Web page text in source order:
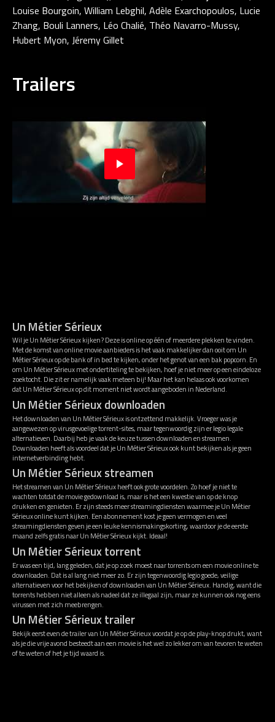
Louise Bourgoin, William Lebghil, Adèle Exarchopoulos, Lucie
Zhang, Bouli Lanners, Léo Chalié, Théo Navarro-Mussy,
Hubert Myon, Jéremy Gillet
Trailers
Un Métier Sérieux
Wil je Un Métier Sérieux kijken? Deze is online op één of meerdere plekken te vinden.
Met de komst van online movie aanbieders is het vaak makkelijker dan ooit om Un
Métier Sérieux op de bank of in bed te kijken, onder het genot van een bak popcorn. En
om Un Métier Sérieux met ondertiteling te bekijken, hoef je niet meer op een eindeloze
zoektocht. Die zit er namelijk vaak meteen bij! Maar het kan helaas ook voorkomen
dat Un Métier Sérieux op dit moment niet wordt aangeboden in Nederland.
Un Métier Sérieux downloaden
Het downloaden van Un Métier Sérieux is ontzettend makkelijk. Vroeger was je
aangewezen op virusgevoelige torrent-sites, maar tegenwoordig zijn er legio legale
alternatieven. Daarbij heb je vaak de keuze tussen downloaden en streamen.
Downloaden heeft als voordeel dat je Un Métier Sérieux ook kunt bekijken als je geen
internetverbinding hebt.
Un Métier Sérieux streamen
Het streamen van Un Métier Sérieux heeft ook grote voordelen. Zo hoef je niet te
wachten totdat de movie gedownload is, maar is het een kwestie van op de knop
drukken en genieten. Er zijn steeds meer streamingdiensten waarmee je Un Métier
Sérieux online kunt kijken. Een abonnement kost je geen vermogen en veel
streamingdiensten geven je een leuke kennismakingskorting, waardoor je de eerste
maand zelfs gratis naar Un Métier Sérieux kijkt. Ideaal!
Un Métier Sérieux torrent
Er was een tijd, lang geleden, dat je op zoek moest naar torrents om een movie online te
downloaden. Dat is al lang niet meer zo. Er zijn tegenwoordig legio goede, veilige
alternatieven voor het bekijken of downloaden van Un Métier Sérieux. Handig, want die
torrents hebben niet alleen als nadeel dat ze illegaal zijn, maar ze kunnen ook nog eens
virussen met zich meebrengen.
Un Métier Sérieux trailer
Bekijk eerst even de trailer van Un Métier Sérieux voordat je op de play-knop drukt, want
als je die vrije avond besteedt aan een movie is het wel zo lekker om van tevoren te weten
of te weten of het je tijd waard is.